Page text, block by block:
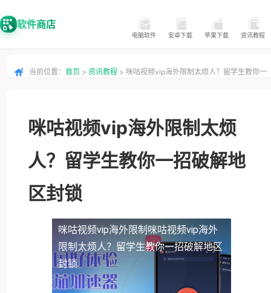
软件商店
电脑软件 安卓下载 苹果下载 资讯教程
当前位置： 首页 > 资讯教程 > 咪咕视频vip海外限制太烦人？留学生教你一
咪咕视频vip海外限制太烦
人？留学生教你一招破解地
区封锁
咪咕视频vip海外限制 咪咕视频vip海外
限制太烦人？留学生教你一招破解地区
封锁